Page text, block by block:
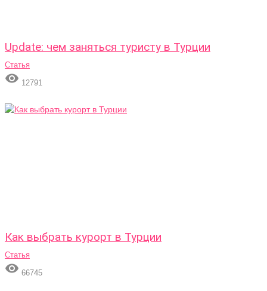
Update: чем заняться туристу в Турции
Статья
 12791
Как выбрать курорт в Турции
Статья
 66745